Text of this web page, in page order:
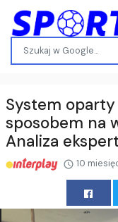
System
sposobem na
Analiza
10